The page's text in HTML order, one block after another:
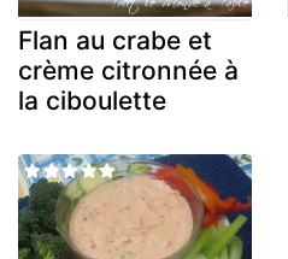
Flan au crabe et
crème citronnée à
la ciboulette